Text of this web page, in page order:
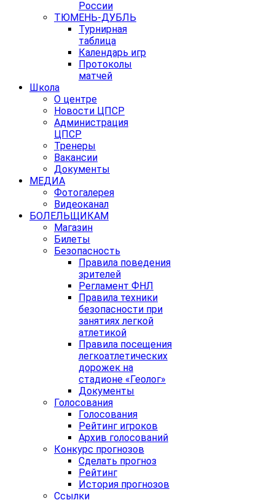
России
ТЮМЕНЬ-ДУБЛЬ
Турнирная
таблица
Календарь игр
Протоколы
матчей
Школа
О центре
Новости ЦПСР
Администрация
ЦПСР
Тренеры
Вакансии
Документы
МЕДИА
Фотогалерея
Видеоканал
БОЛЕЛЬЩИКАМ
Магазин
Билеты
Безопасность
Правила поведения
зрителей
Регламент ФНЛ
Правила техники
безопасности при
занятиях легкой
атлетикой
Правила посещения
легкоатлетических
дорожек на
стадионе «Геолог»
Документы
Голосования
Голосования
Рейтинг игроков
Архив голосований
Конкурс прогнозов
Сделать прогноз
Рейтинг
История прогнозов
Ссылки